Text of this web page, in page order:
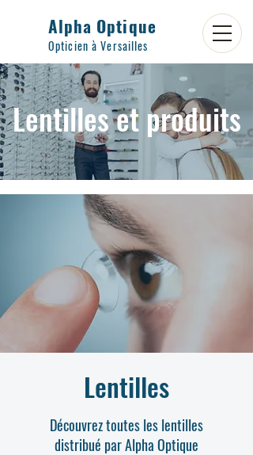
Alpha Optique
Opticien à Versailles
Lentilles et produits
Lentilles
Découvrez toutes les lentilles
distribué par Alpha Optique